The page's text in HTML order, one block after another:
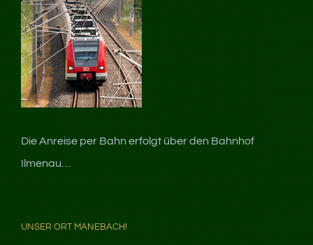
Die Anreise per Bahn erfolgt über den Bahnhof
Ilmenau…
UNSER ORT MANEBACH!